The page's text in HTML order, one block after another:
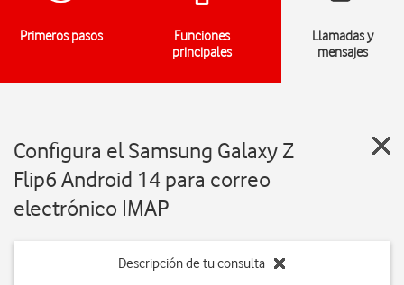
Primeros pasos
Funciones
principales
Llamadas y
mensajes
Configura el Samsung Galaxy Z
Flip6 Android 14 para correo
electrónico IMAP
Descripción de tu consulta